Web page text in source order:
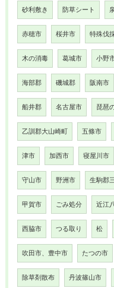
砂利敷き 防草シート
赤穂市 桜井市 特殊伐
木の消毒 葛城市 小野
海部郡 磯城郡 阪南市
船井郡 名古屋市 琵琶
乙訓郡大山崎町 五條市
津市 加西市 寝屋川市
守山市 野洲市 生駒郡
甲賀市 ごみ処分 近江
西脇市 つる取り 松
吹田市、豊中市 たつの市
除草剤散布 丹波篠山市